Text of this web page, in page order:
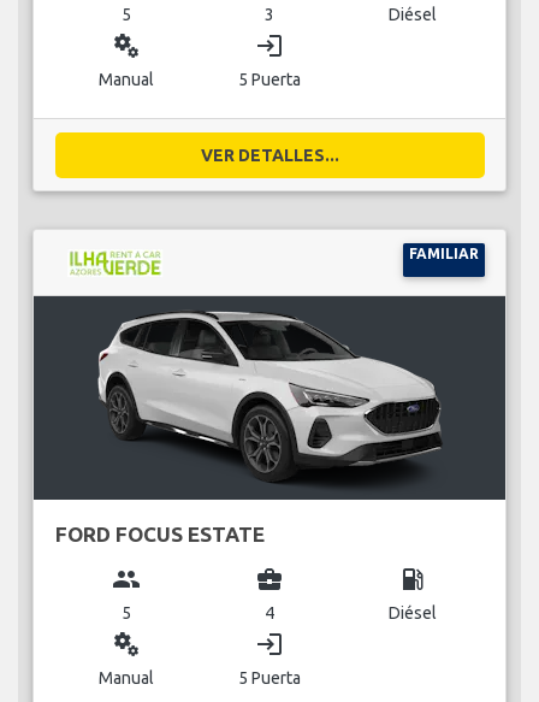
5 3 Diésel
miscellaneous_services
Manual
login
5 Puerta
VER DETALLES...
FAMILIAR
FORD FOCUS ESTATE
group
5
business_center
4
local_gas_station
Diésel
miscellaneous_services
Manual
login
5 Puerta